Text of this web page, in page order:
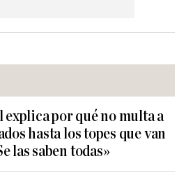
por qué no multa a
hasta los topes que van
las saben todas»